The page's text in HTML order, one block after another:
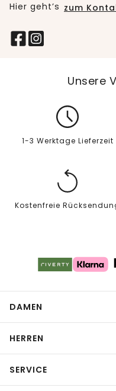
Hier geht’s zum
Unsere
1-3 Werktage Lieferzeit
Kostenfreie
DAMEN
HERREN
SERVICE